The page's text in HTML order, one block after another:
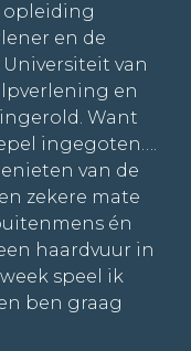
opleiding
en de
van
en
Want
ingegoten….
van de
zekere mate
én
haardvuur in
speel ik
ben graag